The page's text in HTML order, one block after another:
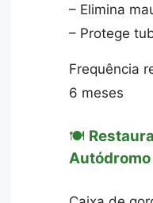
– Elimina
– Protege
Frequência
6 meses
🍽️
Autódromo